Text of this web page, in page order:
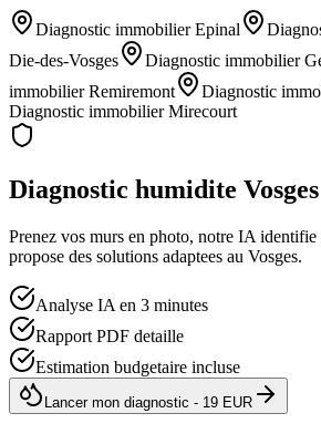
Diagnostic immobilier Epinal
Die-des-Vosges
Diagnostic immobilier
immobilier Remiremont Diagnostic
Diagnostic immobilier Mirecourt
Diagnostic humidite Vosges
Prenez vos murs en photo, notre IA identifie
propose des solutions adaptees au Vosges.
Analyse IA en 3 minutes
Rapport PDF detaille
Estimation budgetaire incluse
Lancer mon diagnostic - 19 EUR